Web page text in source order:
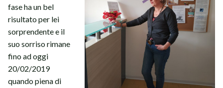
fase ha un bel
risultato per lei
sorprendente e il
suo sorriso rimane
fino ad oggi
20/02/2019
quando piena di